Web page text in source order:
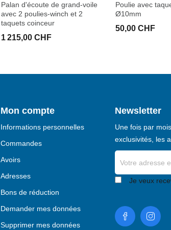
Palan d'écoute de grand-voile
avec 2 poulies-winch et 2
taquets coinceur
1 215,00 CHF
Poulie avec
Ø10mm
50,00 CHF
Mon compte
Informations personnelles
Commandes
Avoirs
Adresses
Bons de réduction
Demander mes données
Supprimer mes données
Newsletter
Une fois par
exclusivités, les
Je veux